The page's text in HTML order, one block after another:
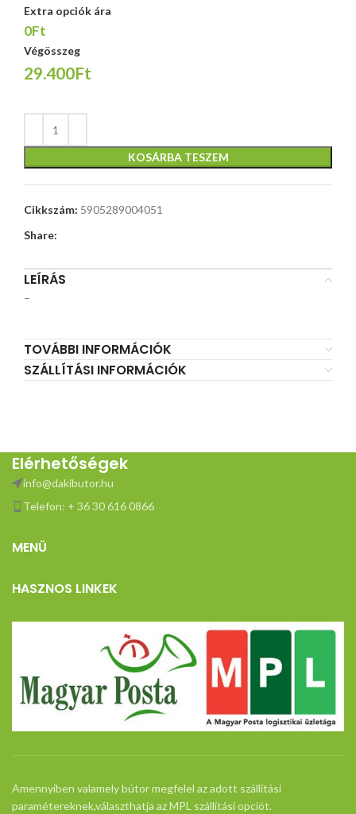
Extra opciók ára
0Ft
Végösszeg
29.400Ft
KOSÁRBA TESZEM
Cikkszám: 5905289004051
Share:
LEÍRÁS
–
TOVÁBBI INFORMÁCIÓK
SZÁLLÍTÁSI INFORMÁCIÓK
Elérhetőségek
info@dakibutor.hu
Telefon: + 36 30 616 0866
MENÜ
HASZNOS LINKEK
Amennyiben valamely bútor megfelel az adott szállítási
paramétereknek,választhatja az MPL szállítási opciót.